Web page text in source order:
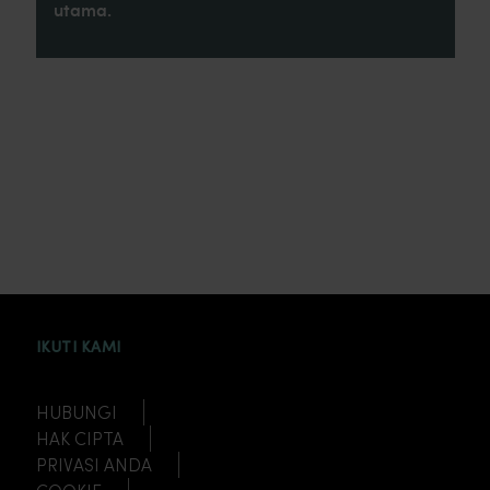
utama.
IKUTI KAMI
HUBUNGI
HAK CIPTA
PRIVASI ANDA